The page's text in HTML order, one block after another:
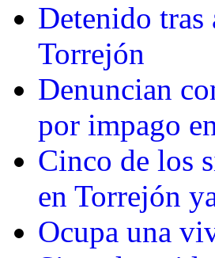
Detenido tras
Torrejón
Denuncian
por impago
Cinco de los
en Torrejón
Ocupa una